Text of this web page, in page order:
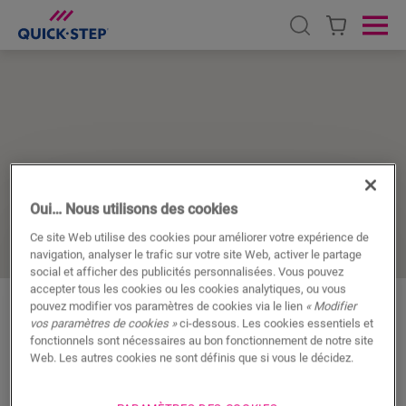
Open search
ACCUEIL TROUVER UN POSEUR
Trouvez votre
installateur Quick-Step
le plus proche
Oui… Nous utilisons des cookies
Ce site Web utilise des cookies pour améliorer votre expérience de
navigation, analyser le trafic sur votre site Web, activer le partage
social et afficher des publicités personnalisées. Vous pouvez
accepter tous les cookies ou les cookies analytiques, ou vous
pouvez modifier vos paramètres de cookies via le lien « Modifier
vos paramètres de cookies »ci-dessous. Les cookies essentiels et
fonctionnels sont nécessaires au bon fonctionnement de notre site
Web. Les autres cookies ne sont définis que si vous le décidez.